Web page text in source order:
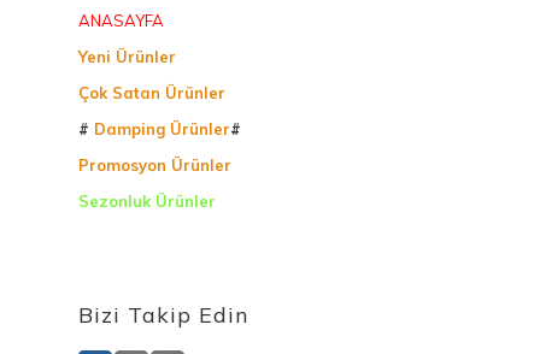
ANASAYFA
Yeni Ürünler
Çok Satan Ürünler
# Damping Ürünler#
Promosyon Ürünler
Sezonluk Ürünler
Bizi Takip Edin